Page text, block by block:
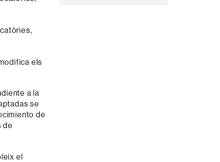
els
a la
se
de
de
el